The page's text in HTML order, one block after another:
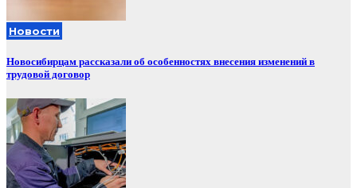
Новости
Новосибирцам рассказали об особенностях внесения изменений в
трудовой договор